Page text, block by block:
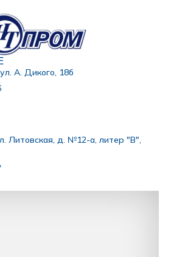
А. Дикого, 18б
Литовская, д. №12-а, литер "В",